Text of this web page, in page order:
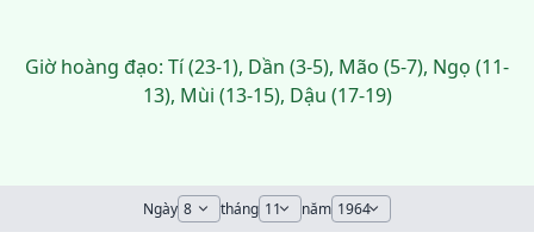
Giờ hoàng đạo: Tí (23-1), Dần (3-5), Mão (5-7), Ngọ (11-
13), Mùi (13-15), Dậu (17-19)
Ngày tháng năm